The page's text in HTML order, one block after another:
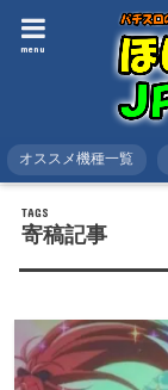
menu
オススメ機種一覧
HOME タグ : 寄稿記事
寄稿記事